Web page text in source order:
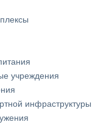
учреждения
инфраструктуры